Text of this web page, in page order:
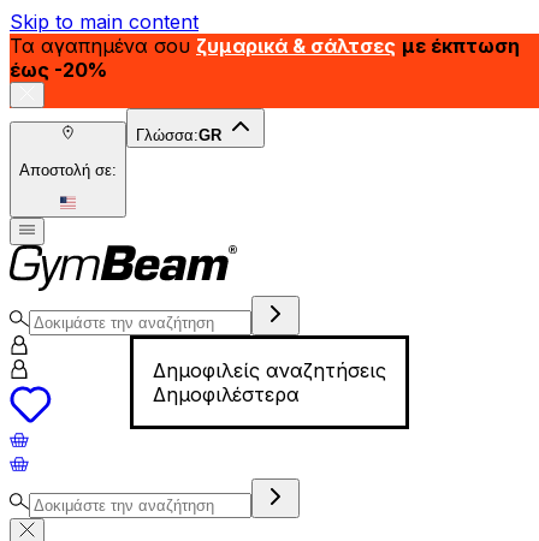
Skip to main content
Τα αγαπημένα σου ζυμαρικά & σάλτσες με έκπτωση
έως -20%
Αποστολή σε:
Γλώσσα:GR
Δημοφιλείς αναζητήσεις
Δημοφιλέστερα